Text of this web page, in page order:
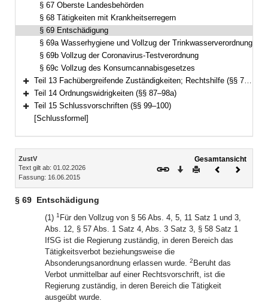
§ 67 Oberste Landesbehörden
§ 68 Tätigkeiten mit Krankheitserregern
§ 69 Entschädigung
§ 69a Wasserhygiene und Vollzug der Trinkwasserverordnung
§ 69b Vollzug der Coronavirus-Testverordnung
§ 69c Vollzug des Konsumcannabisgesetzes
Bereich erweitern
Teil 13 Fachübergreifende Zuständigkeiten; Rechtshilfe (§§ 70–86)
Bereich erweitern
Teil 14 Ordnungswidrigkeiten (§§ 87–98a)
Bereich erweitern
Teil 15 Schlussvorschriften (§§ 99–100)
[Schlussformel]
Inhalt
ZustV
Text gilt ab: 01.02.2026
Fassung: 16.06.2015
Gesamtansicht
Download
DruckenVorheriges
§ 69 Entschädigung
(1) 1 Für den Vollzug von § 56 Abs. 4, 5, 11 Satz 1 und 3,
Abs. 12, § 57 Abs. 1 Satz 4, Abs. 3 Satz 3, § 58 Satz 1
IfSG ist die Regierung zuständig, in deren Bereich das
Tätigkeitsverbot beziehungsweise die
Absonderungsanordnung erlassen wurde. 2 Beruht das
Verbot unmittelbar auf einer Rechtsvorschrift, ist die
Regierung zuständig, in deren Bereich die Tätigkeit
ausgeübt wurde.